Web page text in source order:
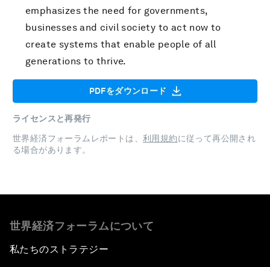
emphasizes the need for governments,
businesses and civil society to act now to
create systems that enable people of all
generations to thrive.
PDFをダウンロード
ライセンスと再発行
世界経済フォーラムレポートは、 利用規約に従って再公開され
る場合があります。
世界経済フォーラムについて
私たちのストラテジー